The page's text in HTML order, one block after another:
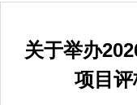
关于举办
项目